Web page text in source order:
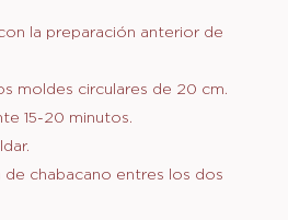
la preparación anterior de
moldes circulares de 20 cm.
15-20 minutos.
de chabacano entres los dos